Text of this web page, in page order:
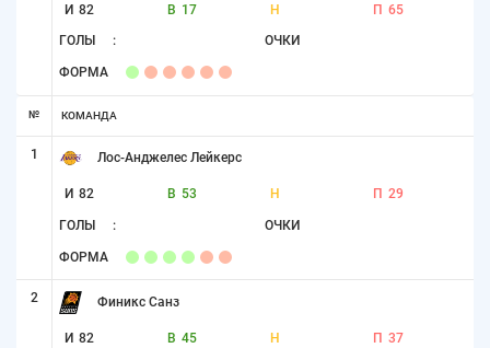
И 82 В 17 Н П 65
ГОЛЫ : ОЧКИ
ФОРМА
№ КОМАНДА
1 Лос-Анджелес Лейкерс
И 82 В 53 Н П 29
ГОЛЫ : ОЧКИ
ФОРМА
2 Финикс Санз
И 82 В 45 Н П 37